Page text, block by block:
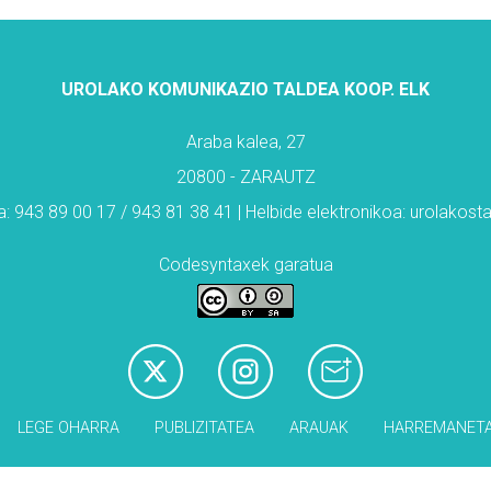
UROLAKO KOMUNIKAZIO TALDEA KOOP. ELK
Araba kalea, 27
20800 - ZARAUTZ
943 89 00 17 / 943 81 38 41 | Helbide elektronikoa:
Codesyntaxek garatua
LEGE OHARRA PUBLIZITATEA ARAUAK